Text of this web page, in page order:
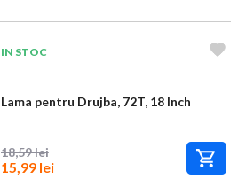
IN STOC
Lama pentru Drujba, 72T, 18 Inch
18,59 lei
15,99 lei